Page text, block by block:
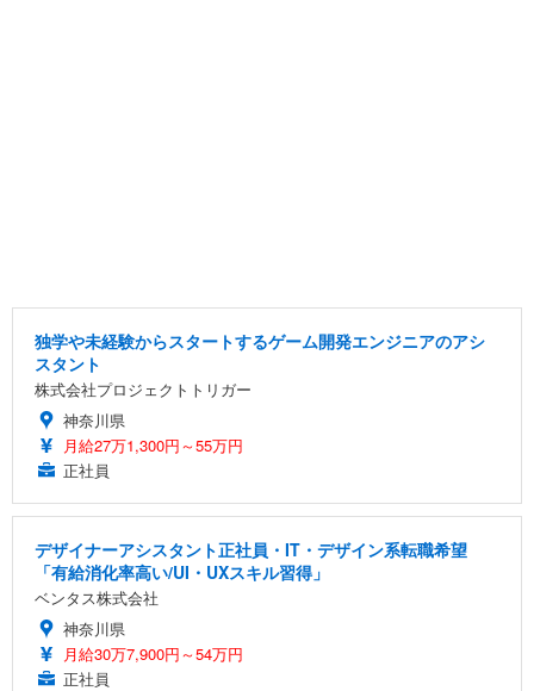
独学や未経験からスタートするゲーム開発エンジニアのアシ
スタント
株式会社プロジェクトトリガー
神奈川県
月給27万1,300円～55万円
正社員
デザイナーアシスタント正社員・IT・デザイン系転職希望
「有給消化率高い/UI・UXスキル習得」
ベンタス株式会社
神奈川県
月給30万7,900円～54万円
正社員